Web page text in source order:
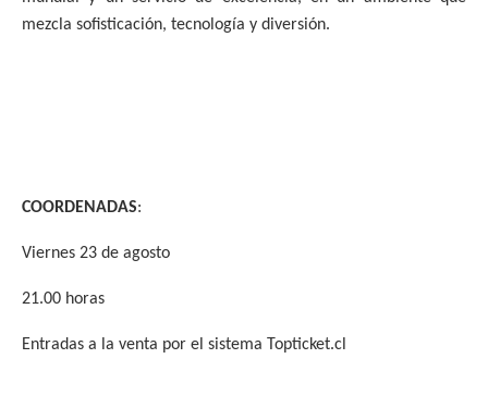
mezcla sofisticación, tecnología y diversión.
COORDENADAS:
Viernes 23 de agosto
21.00 horas
Entradas a la venta por el sistema Topticket.cl